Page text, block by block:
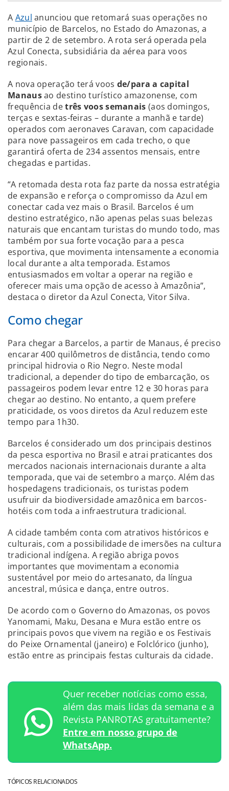
A Azul anunciou que retomará suas operações no
município de Barcelos, no Estado do Amazonas, a
partir de 2 de setembro. A rota será operada pela
Azul Conecta, subsidiária da aérea para voos
regionais.
A nova operação terá voos de/para a capital
Manausao destino turístico amazonense, com
frequência detrês voos semanais (aos domingos,
terças e sextas-feiras – durante a manhã e tarde)
operados com aeronaves Caravan, com capacidade
para nove passageiros em cada trecho, o que
garantirá oferta de 234 assentos mensais, entre
chegadas e partidas.
“A retomada desta rota faz parte da nossa estratégia
de expansão e reforça o compromisso da Azul em
conectar cada vez mais o Brasil. Barcelos é um
destino estratégico, não apenas pelas suas belezas
naturais que encantam turistas do mundo todo, mas
também por sua forte vocação para a pesca
esportiva, que movimenta intensamente a economia
local durante a alta temporada. Estamos
entusiasmados em voltar a operar na região e
oferecer mais uma opção de acesso à Amazônia”,
destaca o diretor da Azul Conecta, Vitor Silva.
Como chegar
Para chegar a Barcelos, a partir de Manaus, é preciso
encarar 400 quilômetros de distância, tendo como
principal hidrovia o Rio Negro. Neste modal
tradicional, a depender do tipo de embarcação, os
passageiros podem levar entre 12 e 30 horas para
chegar ao destino. No entanto, a quem prefere
praticidade, os voos diretos da Azul reduzem este
tempo para 1h30.
Barcelos é considerado um dos principais destinos
da pesca esportiva no Brasil e atrai praticantes dos
mercados nacionais internacionais durante a alta
temporada, que vai de setembro a março. Além das
hospedagens tradicionais, os turistas podem
usufruir da biodiversidade amazônica em barcos-
hotéis com toda a infraestrutura tradicional.
A cidade também conta com atrativos históricos e
culturais, com a possibilidade de imersões na cultura
tradicional indígena. A região abriga povos
importantes que movimentam a economia
sustentável por meio do artesanato, da língua
ancestral, música e dança, entre outros.
De acordo com o Governo do Amazonas, os povos
Yanomami, Maku, Desana e Mura estão entre os
principais povos que vivem na região e os Festivais
do Peixe Ornamental (janeiro) e Folclórico (junho),
estão entre as principais festas culturais da cidade.
Quer receber notícias como essa,
além das mais lidas da semana e a
Revista PANROTAS gratuitamente?
Entre em nosso grupo de
WhatsApp.
TÓPICOS RELACIONADOS